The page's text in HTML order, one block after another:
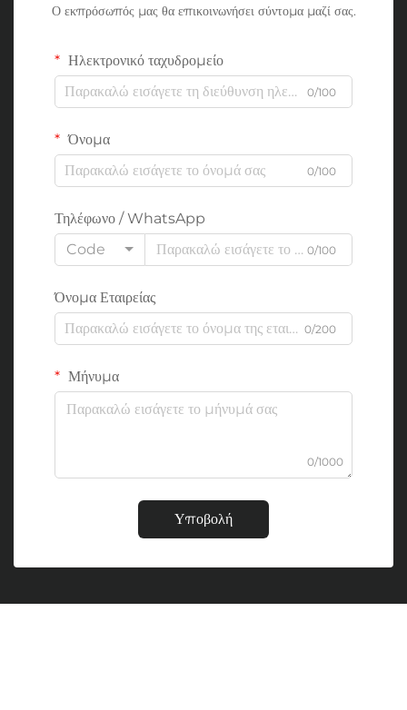
Ο εκπρόσωπός μας θα επικοινωνήσει σύντομα μαζί σας.
Ηλεκτρονικό ταχυδρομείο
0/100
Όνομα
0/100
Τηλέφωνο / WhatsApp
Code
0/100
Όνομα Εταιρείας
0/200
Μήνυμα
0/1000
Υποβολή